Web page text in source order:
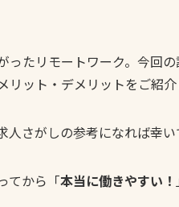
ったリモートワーク。今回
ット・デメリットをご紹介
さがしの参考になれば幸い
てから「本当に働きやすい！